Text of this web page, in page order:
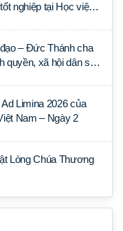
nghiệp tại Học viện
– Đức Thánh cha
quyền, xã hội dân sự
Limina 2026 của
Nam – Ngày 2
Lòng Chúa Thương